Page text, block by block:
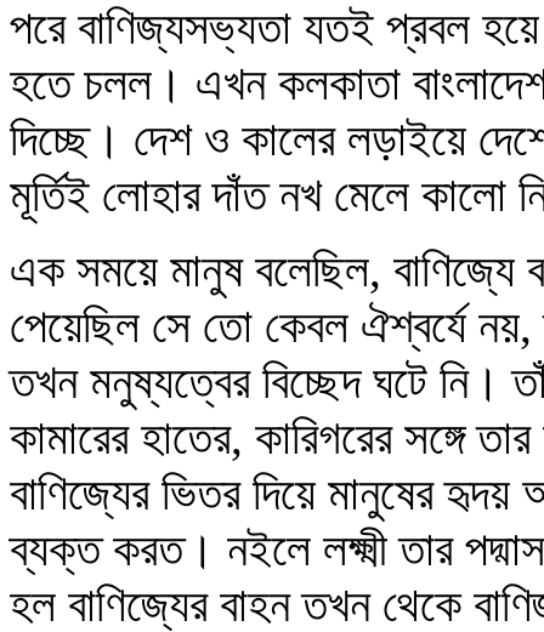
পরে বাণিজ্যসভ্যতা যতই প্রবল
হতে চলল। এখন কলকাতা
দিচ্ছে। দেশ ও কালের লড়াইয়ে
মূর্তিই লোহার দাঁত নখ মেলে কালো
এক সময়ে মানুষ বলেছিল, বাণিজ্যে
পেয়েছিল সে তো কেবল ঐশ্বর্যে নয়,
তখন মনুষ্যত্বের বিচ্ছেদ ঘটে নি।
কামারের হাতের, কারিগরের সঙ্গে
বাণিজ্যের ভিতর দিয়ে মানুষের হৃদয়
ব্যক্ত করত। নইলে লক্ষ্মী তার
হল বাণিজ্যের বাহন তখন থেকে